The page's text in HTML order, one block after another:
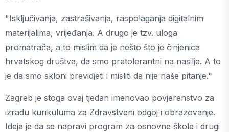
"Isključivanja, zastrašivanja, raspolaganja digitalnim
materijalima, vrijeđanja. A drugo je tzv. uloga
promatrača, a to mislim da je nešto što je činjenica
hrvatskog društva, da smo pretolerantni na nasilje. A to
je da smo skloni previdjeti i misliti da nije naše pitanje."
Zagreb je stoga ovaj tjedan imenovao povjerenstvo za
izradu kurikuluma za Zdravstveni odgoj i obrazovanje.
Ideja je da se napravi program za osnovne škole i drugi